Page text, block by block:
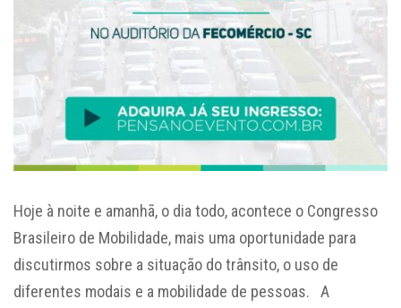
Hoje à noite e amanhã, o dia todo, acontece o Congresso
Brasileiro de Mobilidade, mais uma oportunidade para
discutirmos sobre a situação do trânsito, o uso de
diferentes modais e a mobilidade de pessoas. A